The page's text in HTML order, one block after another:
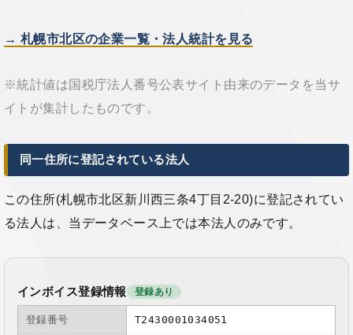
→ 札幌市北区の企業一覧・法人統計を見る
※統計値は国税庁法人番号公表サイト由来のデータを当サ
イトが集計したものです。
同一住所に登記されている法人
この住所(札幌市北区新川西三条4丁目2-20)に登記されてい
る法人は、当データベース上では本法人のみです。
インボイス登録情報 登録あり
登録番号 T2430001034051